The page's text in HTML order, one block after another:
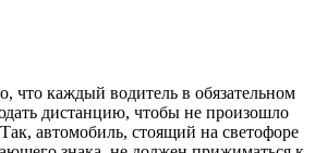
что каждый водитель в обязательном
дистанцию, чтобы не произошло
автомобиль, стоящий на светофоре